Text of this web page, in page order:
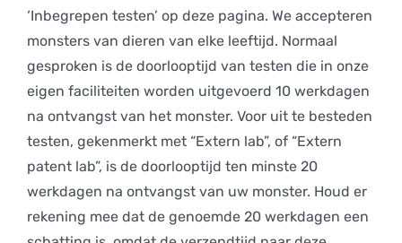
‘Inbegrepen testen’ op deze pagina. We accepteren
monsters van dieren van elke leeftijd. Normaal
gesproken is de doorlooptijd van testen die in onze
eigen faciliteiten worden uitgevoerd 10 werkdagen
na ontvangst van het monster. Voor uit te besteden
testen, gekenmerkt met “Extern lab”, of “Extern
patent lab”, is de doorlooptijd ten minste 20
werkdagen na ontvangst van uw monster. Houd er
rekening mee dat de genoemde 20 werkdagen een